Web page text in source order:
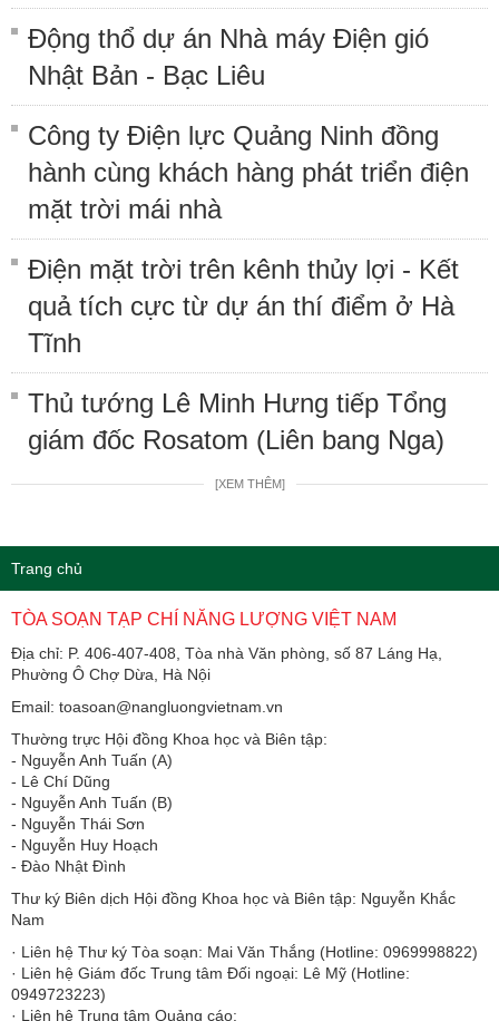
Động thổ dự án Nhà máy Điện gió
Nhật Bản - Bạc Liêu
Công ty Điện lực Quảng Ninh đồng
hành cùng khách hàng phát triển điện
mặt trời mái nhà
Điện mặt trời trên kênh thủy lợi - Kết
quả tích cực từ dự án thí điểm ở Hà
Tĩnh
Thủ tướng Lê Minh Hưng tiếp Tổng
giám đốc Rosatom (Liên bang Nga)
[XEM THÊM]
Trang chủ
TÒA SOẠN TẠP CHÍ NĂNG LƯỢNG VIỆT NAM
Địa chỉ: P. 406-407-408, Tòa nhà Văn phòng, số 87 Láng Hạ,
Phường Ô Chợ Dừa, Hà Nội
Email: toasoan@nangluongvietnam.vn
Thường trực Hội đồng Khoa học và Biên tập:
​​​​​​- Nguyễn Anh Tuấn (A)
- Lê Chí Dũng
- Nguyễn Anh Tuấn (B)
- Nguyễn Thái Sơn
- Nguyễn Huy Hoạch
- Đào Nhật Đình
Thư ký Biên dịch Hội đồng Khoa học và Biên tập: Nguyễn Khắc
Nam
· Liên hệ Thư ký Tòa soạn: Mai Văn Thắng (Hotline: 0969998822)
· Liên hệ Giám đốc Trung tâm Đối ngoại: Lê Mỹ (Hotline:
0949723223)
· Liên hệ Trung tâm Quảng cáo: